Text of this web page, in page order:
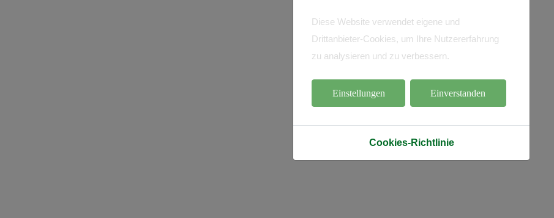
Diese Website verwendet eigene und
Drittanbieter-Cookies, um Ihre Nutzererfahrung
zu analysieren und zu verbessern.
Einstellungen Einverstanden
Cookies-Richtlinie